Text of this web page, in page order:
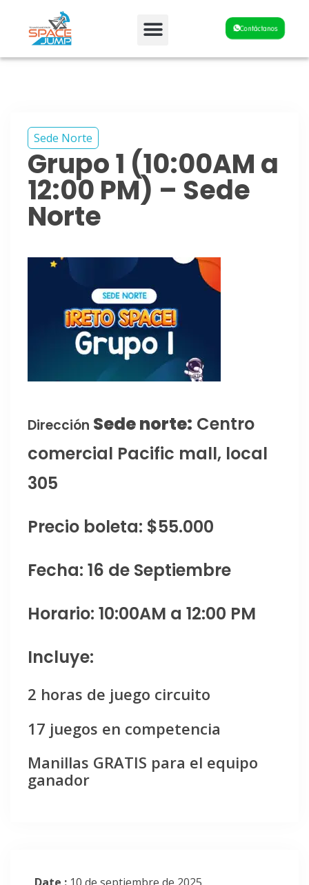
Contáctanos
Sede Norte
Grupo 1 (10:00AM a
12:00 PM) – Sede
Norte
Dirección Sede norte: Centro
comercial Pacific mall, local
305
Precio boleta: $55.000
Fecha: 16 de Septiembre
Horario: 10:00AM a 12:00 PM
Incluye:
2 horas de juego circuito
17 juegos en competencia
Manillas GRATIS para el equipo
ganador